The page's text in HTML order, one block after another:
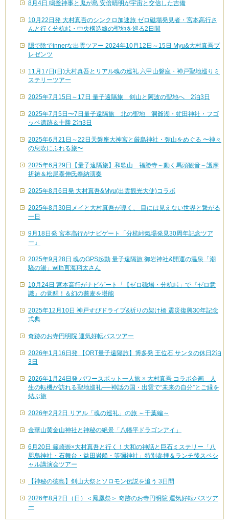
8月4日 鳴釜神事と鬼が島 安倍晴明が宇宙と交信した吉備
10月22日発 大村真吾のシンクロ加速旅 ゼロ磁場発見者・宮本高行さ
んと行く分杭峠・中央構造線の聖地を巡る2日間
隠で陰でinnerな出雲ツアー 2024年10月12日～15日 Myu&大村真吾プ
レゼンツ
11月17日(日)大村真吾とリアル魂の巡礼 六甲山磐座・神戸聖地巡りミ
ステリーツアー
2025年7月15日～17日 量子遠隔旅 剣山と阿波の聖地へ 2泊3日
2025年7月5日〜7日量子遠隔旅 北の聖地 洞爺湖・虻田神社・フゴ
ッペ遺跡＆十勝 2泊3日
2025年6月21日～22日天磐座大神宮と厳島神社・弥山をめぐる 〜神々
の息吹にふれる旅〜
2025年6月29日【量子遠隔旅】和歌山 福勝寺～動く馬頭観音～護摩
祈祷＆松尾泰伸氏奉納演奏
2025年8月6日発 大村真吾&Myu(出雲観光大使)コラボ
2025年8月30日メイと大村真吾が導く、 目には見えない世界と繋がる
一日
9月18日発 宮本高行がナビゲート「分杭峠氣場発見30周年記念ツア
ー」
2025年9月28日 魂のGPS起動 量子遠隔旅 御岩神社&開運の温泉「潮
騒の湯」with言海翔太さん
10月24日 宮本高行がナビゲート「【ゼロ磁場・分杭峠」で『ゼロ意
識』の覚醒！＆幻の蕎麦を堪能
2025年12月10日 神戸すぴドライブ&祈りの架け橋 震災復興30年記念
式典
奇跡のお寺円明院 運気好転バスツアー
2026年1月16日発 【QRT量子遠隔旅】博多発 王位石 サンタの休日2泊
3日
2026年1月24日発 パワースポット一人旅 × 大村真吾 コラボ企画 人
生の転機が訪れる聖地巡礼──神話の国・出雲で“未来の自分”とご縁を
結ぶ旅
2026年2月2日 リアル「魂の巡礼」の旅 ～千葉編～
金華山黄金山神社と神秘の絶景「八幡平ドラゴンアイ」
6月20日 篠崎崇×大村真吾と行く！大和の神話と巨石ミステリー「八
咫烏神社・石舞台・益田岩船・等彌神社」特別参拝＆ランチ後スペシ
ャル講演会ツアー
【神秘の徳島】剣山大祭とソロモン伝説を追う 3日間
2026年8月2日（日）＜鳳凰祭＞ 奇跡のお寺円明院 運気好転バスツア
ー